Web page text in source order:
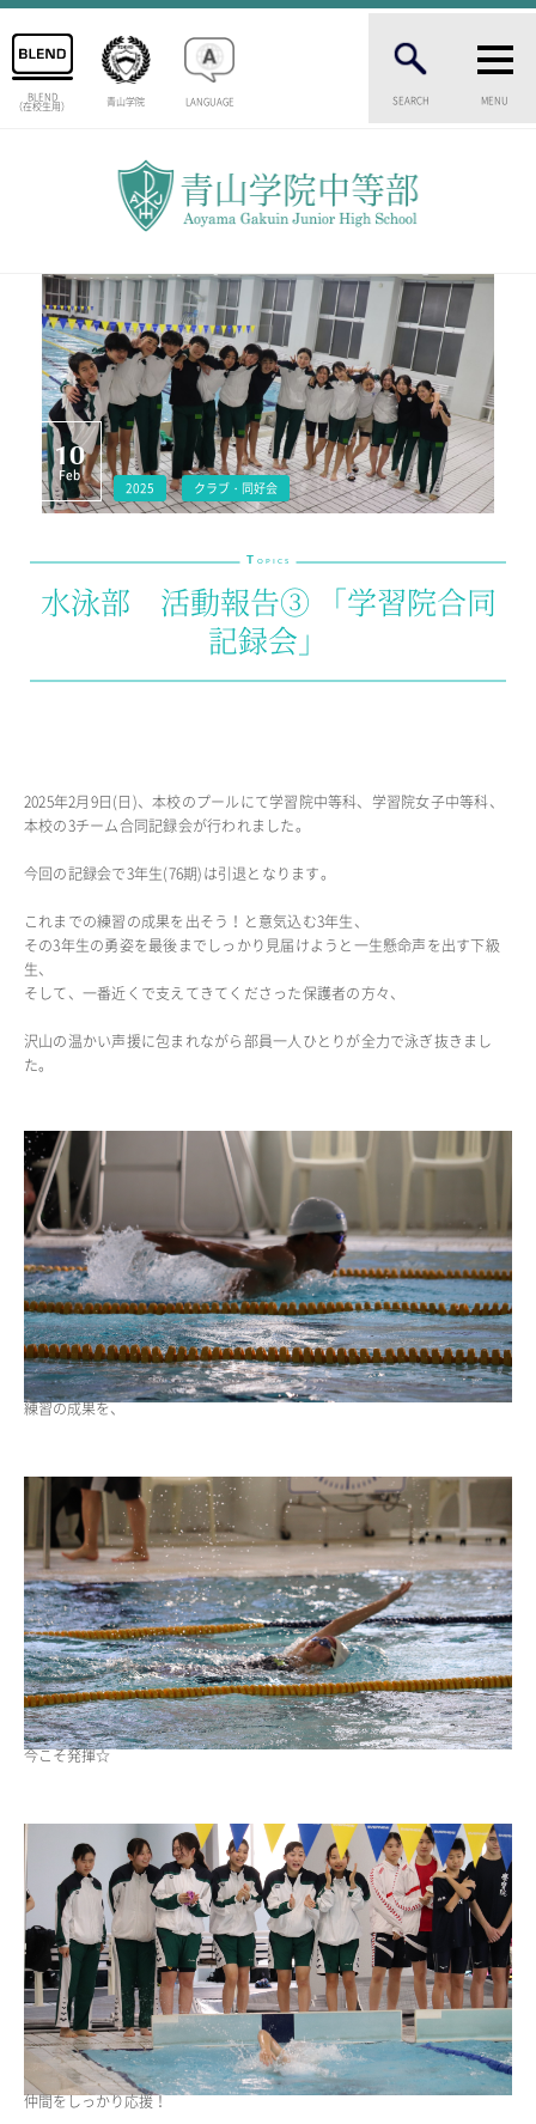
BLEND
（在校生用） 青山学院 LANGUAGE SEARCH MENU
中等部の歴史
特色ある教育
生徒数・教職員数
一貫校の流れ
卒業生インタビュー
校舎情報
メディアライブラリー
教育の特色・紹介
教育課程
キリスト教教育
スクールライフ
1日の流れ
クラブ・同好会紹介
施設設備紹介
制服紹介
進学・進路
学友会
生徒の作品
入試・入学案内
入試要項
志願者速報
合格者発表
学校説明会
入試結果
入学金・学費等一覧
入試問題
学校案内
よくあるご質問
INFORMATION
総合案内
ニュース・トピック
お問い合わせ
キャンパスマップ
アクセスマップ
緊急・災害時の対応
いじめ防止対策
ENGLISHページ
個人情報保護への取り組み
採用情報
地の塩、世の光（スクールモットー）
10
Feb
2025 クラブ・同好会
T OPICS
水泳部 活動報告③ 「学習院合同
記録会」
2025年2月9日(日)、本校のプールにて学習院中等科、学習院女子中等科、
本校の3チーム合同記録会が行われました。
今回の記録会で3年生(76期)は引退となります。
これまでの練習の成果を出そう！と意気込む3年生、
その3年生の勇姿を最後までしっかり見届けようと一生懸命声を出す下級
生、
そして、一番近くで支えてきてくださった保護者の方々、
沢山の温かい声援に包まれながら部員一人ひとりが全力で泳ぎ抜きまし
た。
練習の成果を、
今こそ発揮☆
仲間をしっかり応援！